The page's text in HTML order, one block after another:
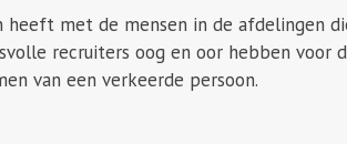
met de mensen in de afdelingen
recruiters oog en oor hebben voor
van een verkeerde persoon.